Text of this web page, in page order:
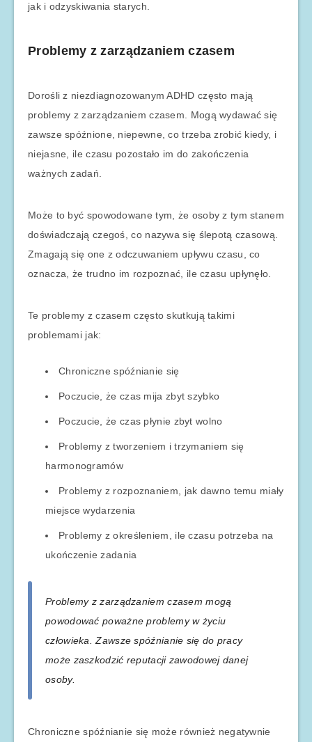
jak i odzyskiwania starych.
Problemy z zarządzaniem czasem
Dorośli z niezdiagnozowanym ADHD często mają
problemy z zarządzaniem czasem. Mogą wydawać się
zawsze spóźnione, niepewne, co trzeba zrobić kiedy, i
niejasne, ile czasu pozostało im do zakończenia
ważnych zadań.
Może to być spowodowane tym, że osoby z tym stanem
doświadczają czegoś, co nazywa się ślepotą czasową.
Zmagają się one z odczuwaniem upływu czasu, co
oznacza, że trudno im rozpoznać, ile czasu upłynęło.
Te problemy z czasem często skutkują takimi
problemami jak:
Chroniczne spóźnianie się
Poczucie, że czas mija zbyt szybko
Poczucie, że czas płynie zbyt wolno
Problemy z tworzeniem i trzymaniem się
harmonogramów
Problemy z rozpoznaniem, jak dawno temu miały
miejsce wydarzenia
Problemy z określeniem, ile czasu potrzeba na
ukończenie zadania
Problemy z zarządzaniem czasem mogą
powodować poważne problemy w życiu
człowieka. Zawsze spóźnianie się do pracy
może zaszkodzić reputacji zawodowej danej
osoby.
Chroniczne spóźnianie się może również negatywnie